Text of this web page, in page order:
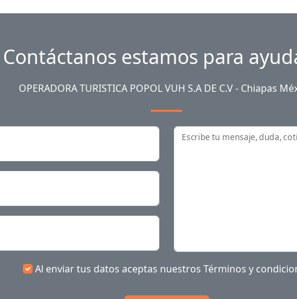
Contáctanos estamos para
OPERADORA TURISTICA POPOL VUH S.A DE C.V - Chiapas
Escribe tu mensaje, duda,
Al enviar tus datos aceptas nuestros Términos y